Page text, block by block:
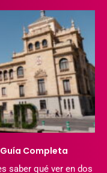
Completa
saber qué ver en dos